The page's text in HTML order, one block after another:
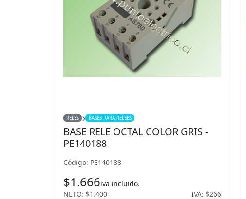
RELES BASES PARA RELEES
BASE RELE OCTAL COLOR GRIS -
PE140188
Código: PE140188
$1.666iva incluido.
NETO: $1.400
IVA: $266